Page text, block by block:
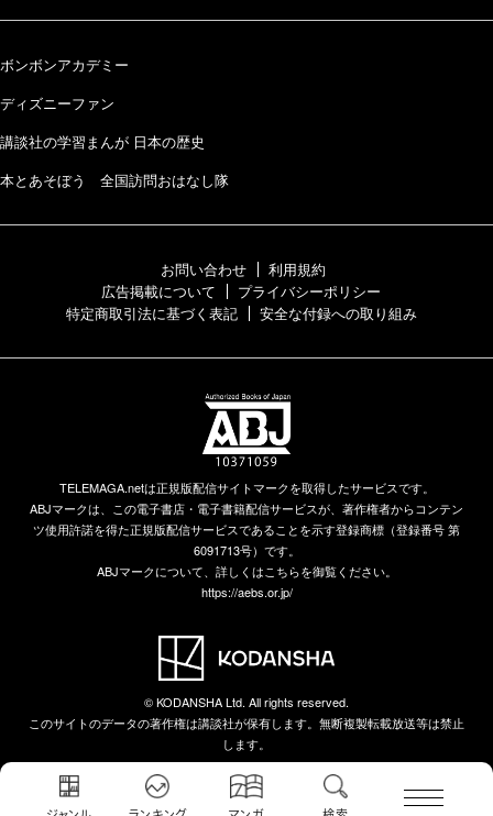
ボンボンアカデミー
ディズニーファン
講談社の学習まんが 日本の歴史
本とあそぼう 全国訪問おはなし隊
お問い合わせ
利用規約
広告掲載について
プライバシーポリシー
特定商取引法に基づく表記
安全な付録への取り組み
TELEMAGA.netは正規版配信サイトマークを取得したサービスです。
ABJマークは、この電子書店・電子書籍配信サービスが、著作権者からコンテン
ツ使用許諾を得た正規版配信サービスであることを示す登録商標（登録番号 第
6091713号）です。
ABJマークについて、詳しくはこちらを御覧ください。
https://aebs.or.jp/
© KODANSHA Ltd. All rights reserved.
このサイトのデータの著作権は講談社が保有します。無断複製転載放送等は禁止
します。